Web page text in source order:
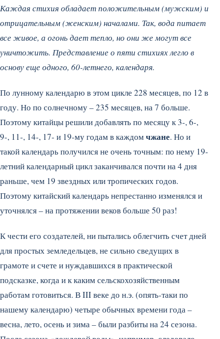
Каждая стихия обладает положительным (мужским) и
отрицательным (женским) началами. Так, вода питает
все живое, а огонь дает тепло, но они же могут все
уничтожить. Представление о пяти стихиях легло в
основу еще одного, 60-летнего, календаря.
По лунному календарю в этом цикле 228 месяцев, по 12 в
году. Но по солнечному – 235 месяцев, на 7 больше.
Поэтому китайцы решили добавлять по месяцу к 3-, 6-,
9-, 11-, 14-, 17- и 19-му годам в каждомчжане. Но и
такой календарь получился не очень точным: по нему 19-
летний календарный цикл заканчивался почти на 4 дня
раньше, чем 19 звездных или тропических годов.
Поэтому китайский календарь непрестанно изменялся и
уточнялся – на протяжении веков больше 50 раз!
К чести его создателей, ни пытались облегчить счет дней
для простых земледельцев, не сильно сведущих в
грамоте и счете и нуждавшихся в практической
подсказке, когда и к каким сельскохозяйственным
работам готовиться. В III веке до н.э. (опять-таки по
нашему календарю) четыре обычных времени года –
весна, лето, осень и зима – были разбиты на 24 сезона.